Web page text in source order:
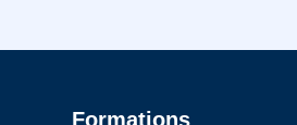
Formations